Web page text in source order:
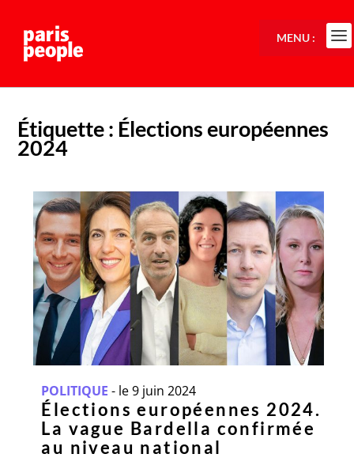
Étiquette : Élections européennes
2024
POLITIQUE - le 9 juin 2024
Élections européennes 2024.
La vague Bardella confirmée
au niveau national
MENU :